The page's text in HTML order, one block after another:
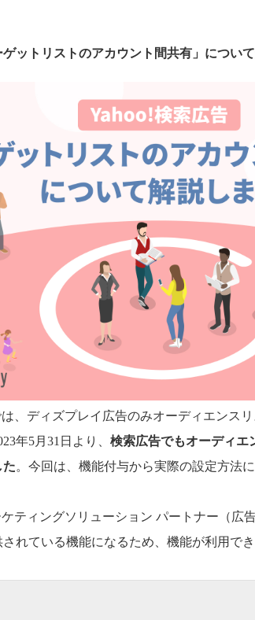
ットリストのアカウント間共有」につい
、ディズプレイ広告のみオーディエンス
年5月31日より、 検索広告でもオーディエ
た。今回は、機能付与から実際の設定方法
ティングソリューション パートナー（広
れている機能になるため、機能が利用で